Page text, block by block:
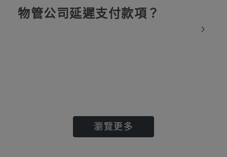
物管公司延遲支付款項？
瀏覽更多